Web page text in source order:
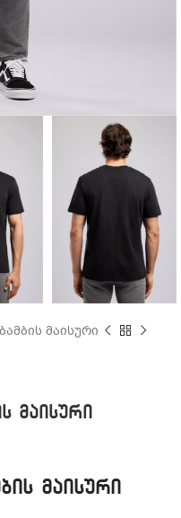
მაისური
მაისური
მაისური